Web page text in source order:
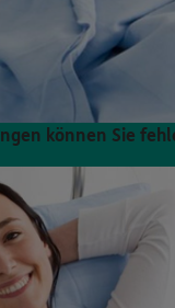
können Sie